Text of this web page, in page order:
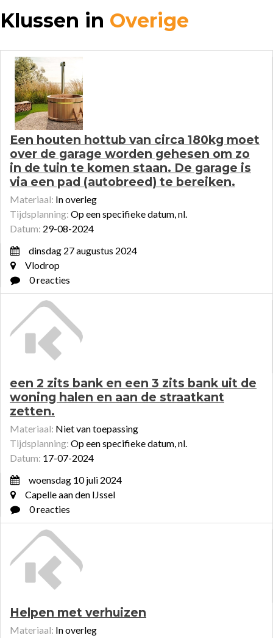
Klussen in Overige
Een houten hottub van circa 180kg moet
over de garage worden gehesen om zo
in de tuin te komen staan. De garage is
via een pad (autobreed) te bereiken.
Materiaal: In overleg
Tijdsplanning: Op een specifieke datum, nl.
Datum: 29-08-2024
dinsdag 27 augustus 2024
Vlodrop
0 reacties
een 2 zits bank en een 3 zits bank uit de
woning halen en aan de straatkant
zetten.
Materiaal: Niet van toepassing
Tijdsplanning: Op een specifieke datum, nl.
Datum: 17-07-2024
woensdag 10 juli 2024
Capelle aan den IJssel
0 reacties
Helpen met verhuizen
Materiaal: In overleg